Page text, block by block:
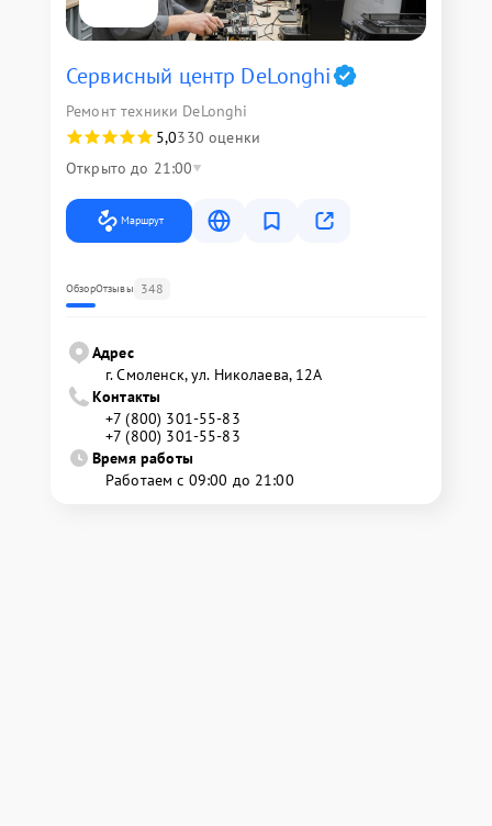
Сервисный центр DeLonghi
Ремонт техники DeLonghi
5,0330 оценки
Открыто до 21:00
Маршрут
ОбзорОтзывы 348
Адрес
г. Смоленск, ул. Николаева, 12А
Контакты
+7 (800) 301-55-83
+7 (800) 301-55-83
Время работы
Работаем с 09:00 до 21:00